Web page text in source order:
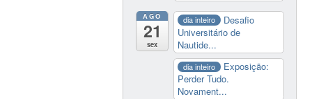
AGO
21
sex
dia inteiro
Desafio
Universitário de
Nautide...
dia inteiro
Exposição:
Perder Tudo.
Novament...